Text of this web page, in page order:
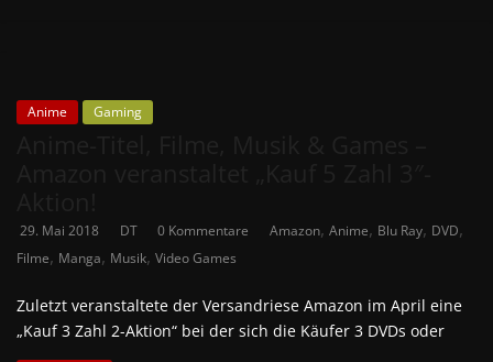
Anime Gaming
29. Mai 2018 DT 0 Kommentare Amazon, Anime, Blu Ray, DVD,
Filme, Manga, Musik, Video Games
Zuletzt veranstaltete der Versandriese Amazon im April eine
„Kauf 3 Zahl 2-Aktion“ bei der sich die Käufer 3 DVDs oder